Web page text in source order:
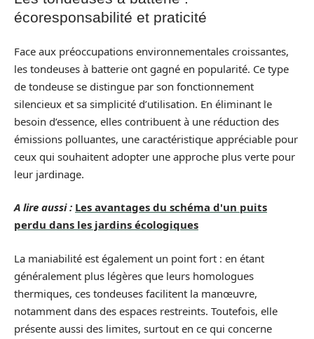
écoresponsabilité et praticité
Face aux préoccupations environnementales croissantes,
les tondeuses à batterie ont gagné en popularité. Ce type
de tondeuse se distingue par son fonctionnement
silencieux et sa simplicité d’utilisation. En éliminant le
besoin d’essence, elles contribuent à une réduction des
émissions polluantes, une caractéristique appréciable pour
ceux qui souhaitent adopter une approche plus verte pour
leur jardinage.
A lire aussi : Les avantages du schéma d'un puits
perdu dans les jardins écologiques
La maniabilité est également un point fort : en étant
généralement plus légères que leurs homologues
thermiques, ces tondeuses facilitent la manœuvre,
notamment dans des espaces restreints. Toutefois, elle
présente aussi des limites, surtout en ce qui concerne